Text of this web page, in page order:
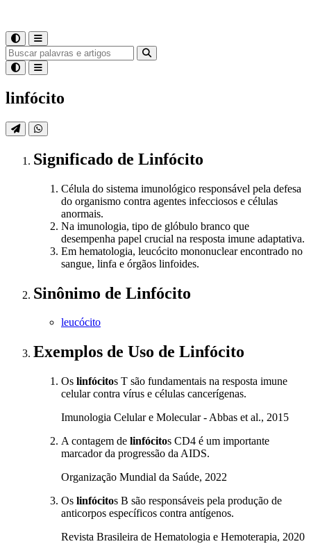
linfócito
Significado de Linfócito
Célula do sistema imunológico responsável pela defesa
do organismo contra agentes infecciosos e células
anormais.
Na imunologia, tipo de glóbulo branco que
desempenha papel crucial na resposta imune adaptativa.
Em hematologia, leucócito mononuclear encontrado no
sangue, linfa e órgãos linfoides.
Sinônimo de Linfócito
leucócito
Exemplos de Uso de Linfócito
Os linfócitos T são fundamentais na resposta imune
celular contra vírus e células cancerígenas.
Imunologia Celular e Molecular - Abbas et al., 2015
A contagem de linfócitos CD4 é um importante
marcador da progressão da AIDS.
Organização Mundial da Saúde, 2022
Os linfócitos B são responsáveis pela produção de
anticorpos específicos contra antígenos.
Revista Brasileira de Hematologia e Hemoterapia, 2020